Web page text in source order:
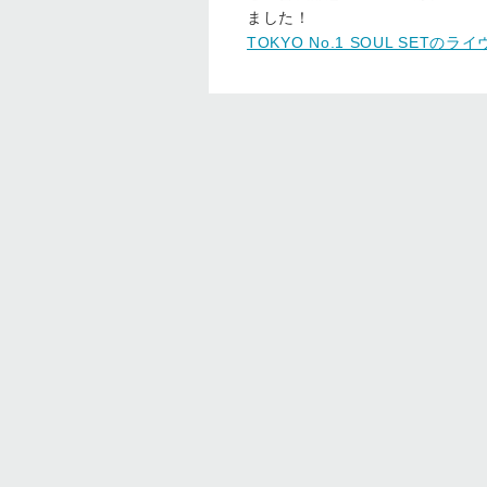
ました！
TOKYO No.1 SOUL SETのライ